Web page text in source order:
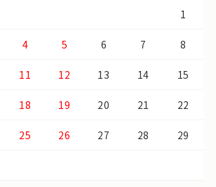
1
4 5 6 7 8
11 12 13 14 15
18 19 20 21 22
25 26 27 28 29